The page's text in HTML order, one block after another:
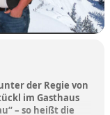
der Regie von
im Gasthaus
– so heißt die